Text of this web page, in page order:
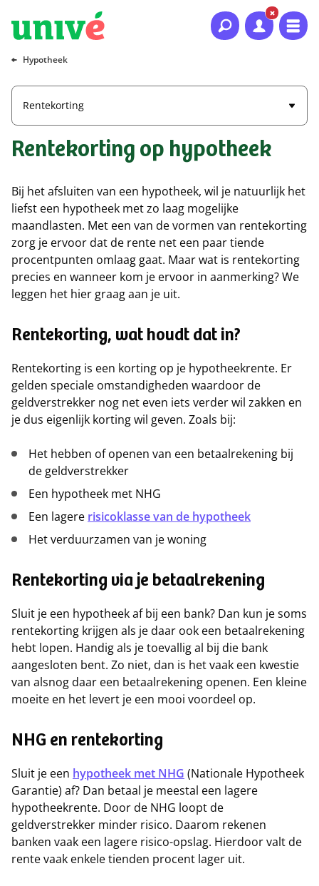
Naar hoofdinhoud
Naar hoofdnavigatie
Naar footer
Hypotheek
Rentekorting
Rentekorting op hypotheek
Bij het afsluiten van een hypotheek, wil je natuurlijk het
liefst een hypotheek met zo laag mogelijke
maandlasten. Met een van de vormen van rentekorting
zorg je ervoor dat de rente net een paar tiende
procentpunten omlaag gaat. Maar wat is rentekorting
precies en wanneer kom je ervoor in aanmerking? We
leggen het hier graag aan je uit.
Rentekorting, wat houdt dat in?
Rentekorting is een korting op je hypotheekrente. Er
gelden speciale omstandigheden waardoor de
geldverstrekker nog net even iets verder wil zakken en
je dus eigenlijk korting wil geven. Zoals bij:
Het hebben of openen van een betaalrekening bij
de geldverstrekker
Een hypotheek met NHG
Een lagere risicoklasse van de hypotheek
Het verduurzamen van je woning
Rentekorting via je betaalrekening
Sluit je een hypotheek af bij een bank? Dan kun je soms
rentekorting krijgen als je daar ook een betaalrekening
hebt lopen. Handig als je toevallig al bij die bank
aangesloten bent. Zo niet, dan is het vaak een kwestie
van alsnog daar een betaalrekening openen. Een kleine
moeite en het levert je een mooi voordeel op.
NHG en rentekorting
Sluit je een hypotheek met NHG (Nationale Hypotheek
Garantie) af? Dan betaal je meestal een lagere
hypotheekrente. Door de NHG loopt de
geldverstrekker minder risico. Daarom rekenen
banken vaak een lagere risico-opslag. Hierdoor valt de
rente vaak enkele tienden procent lager uit.